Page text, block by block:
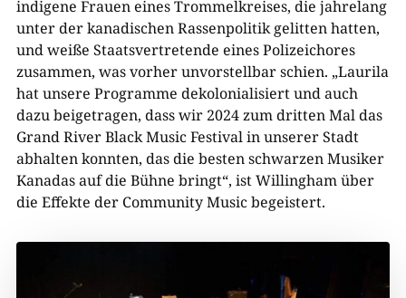
indigene Frauen eines Trommelkreises, die jahrelang
unter der kanadischen Rassenpolitik gelitten hatten,
und weiße Staatsvertretende eines Polizeichores
zusammen, was vorher unvorstellbar schien. „Laurila
hat unsere Programme dekolonialisiert und auch
dazu beigetragen, dass wir 2024 zum dritten Mal das
Grand River Black Music Festival in unserer Stadt
abhalten konnten, das die besten schwarzen Musiker
Kanadas auf die Bühne bringt“, ist Willingham über
die Effekte der Community Music begeistert.